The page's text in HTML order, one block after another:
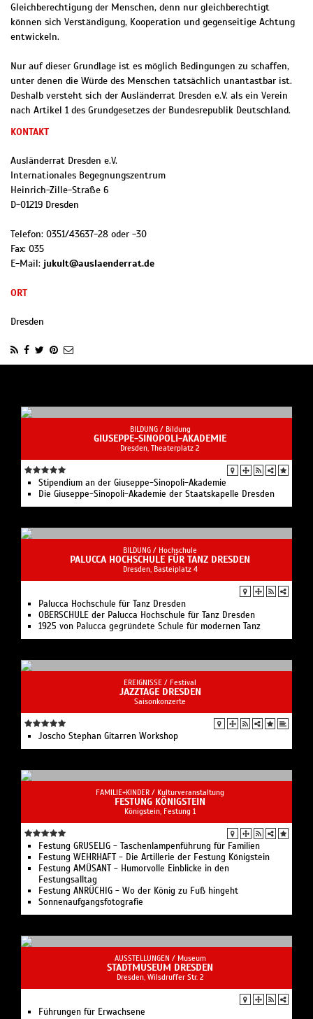
Gleichberechtigung der Menschen, denn nur gleichberechtigt
können sich Verständigung, Kooperation und gegenseitige Achtung
entwickeln.
Nur auf dieser Grundlage ist es möglich Bedingungen zu schaffen,
unter denen die Würde des Menschen tatsächlich unantastbar ist.
Deshalb versteht sich der Ausländerrat Dresden e.V. als ein Verein
nach Artikel 1 des Grundgesetzes der Bundesrepublik Deutschland.
KONTAKT
Ausländerrat Dresden e.V.
Internationales Begegnungszentrum
Heinrich-Zille-Straße 6
D-01219 Dresden
Telefon: 0351/43637-28 oder -30
Fax: 035
E-Mail: jukult@auslaenderrat.de
ORT
Dresden
BILDUNG / Bildung
GIUSEPPE-SINOPOLI-AKADEMIE
Dresden, Theaterplatz 2
Stipendium an der Giuseppe-Sinopoli-Akademie
Die Giuseppe-Sinopoli-Akademie der Staatskapelle Dresden
BILDUNG / Hochschule
PALUCCA HOCHSCHULE FÜR TANZ DRESDEN
Dresden, Basteiplatz 4
Palucca Hochschule für Tanz Dresden
OBERSCHULE der Palucca Hochschule für Tanz Dresden
1925 von Palucca gegründete Schule für modernen Tanz
EREIGNISSE / Festival
JAZZTAGE DRESDEN
Saisonkonzerte
Joscho Stephan Gitarren Workshop
FAMILIE+KINDER / Kulturveranstaltung
FESTUNG KÖNIGSTEIN
Königstein, Festung 1
Festung GRUSELIG - Taschenlampenführung für Familien
Festung WEHRHAFT - Die Artillerie der Festung Königstein
Festung AMÜSANT - Humorvolle Einblicke in den
Festungsalltag
Festung ANRÜCHIG - Wo der König zu Fuß hingeht
Sonnenaufgangsfotografie
AUSSTELLUNGEN / Museum
STADTMUSEUM DRESDEN
Dresden, Wilsdruffer Str. 2
Führungen für Erwachsene